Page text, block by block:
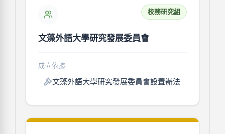
校務研究組
文藻外語大學研究發展委員會
成立依據
文藻外語大學研究發展委員會設置辦法